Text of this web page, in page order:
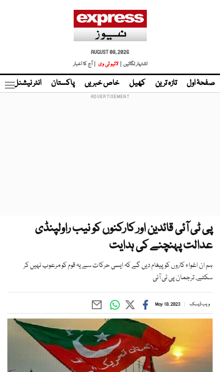
AUGUST 08, 2026
اشتہار لگائیں |
لائیو ٹی وی | آج کا اخبار
صفحۂ اول تازہ ترین کھیل خاص خبریں پاکستان انٹر نیشنل
پی ٹی آئی قائدین اور کارکنوں کو نیب راولپنڈی
عدالت پہنچنے کی ہدایت
ہم ان اغواء کاروں کو پیغام دیں گے کہ ایسی حرکات سے یہ قوم کو مرعوب نہیں کر
سکتے، ترجمان پی ٹی آئی
ویب ڈیسک May 10, 2023